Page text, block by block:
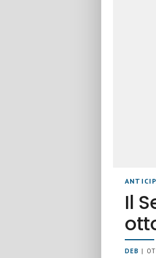
Il
DEB |